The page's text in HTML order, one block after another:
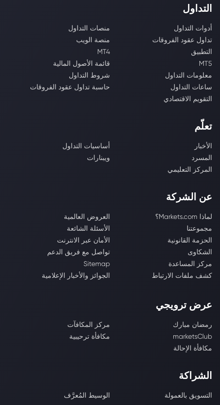
التداول
أدوات التداول
منصات التداول
تداول عقود الفروقات
منصة الويب
التطبيق
MT4
MT5
قائمة الأصول المالية
معلومات التداول
شروط التداول
ساعات التداول
حاسبة تداول عقود الفروقات
التقويم الاقتصادي
تعلّم
الأخبار
أساسيات التداول
المسرد
ويبنارات
المركز التعليمي
عن الشركة
لماذا Markets.com؟
العروض العالمية
مجموعتنا
الأسئلة الشائعة
الحزمة القانونية
الأمان عبر الانترنت
الشكاوى
تواصل مع فريق الدعم
مركز المساعدة
Sitemap
كشف ملفات الارتباط
الجوائز والأخبار الإعلامية
عرض ترويجي
رمضان مبارك
مركز المكافآت
marketsClub
مكافأة ترحيبية
مكافأة الإحالة
الشراكة
التسويق بالعمولة الوسيط المُعرَّف